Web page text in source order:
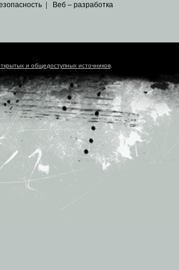
Веб – разработка
и общедоступных источников.